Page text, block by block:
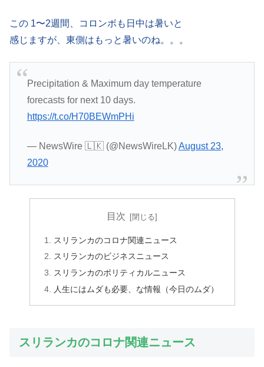
この 1〜2週間、コロンボも日中は暑いと
感じますが、東側はもっと暑いのね。。。
Precipitation & Maximum day temperature
forecasts for next 10 days.
https://t.co/H70BEWmPHi
— NewsWire 🇱🇰 (@NewsWireLK)August 23,
2020
目次
スリランカのコロナ関連ニュース
スリランカのビジネスニュース
スリランカのポリティカルニュース
人生にはムダも必要、な情報（今日のムダ）
スリランカのコロナ関連ニュース